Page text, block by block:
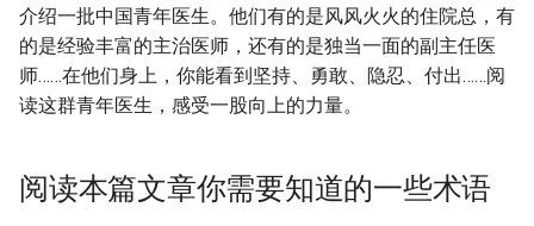
c
h
介绍一批中国青年医生。他们有的是风风火火的住院总，有
的是经验丰富的主治医师，还有的是独当一面的副主任医
师……在他们身上，你能看到坚持、勇敢、隐忍、付出……阅
读这群青年医生，感受一股向上的力量。
阅读本篇文章你需要知道的一些术语